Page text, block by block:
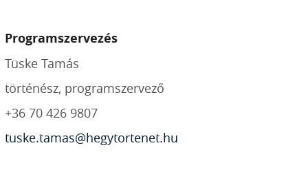
Programszervezés
Tüske Tamás
történész, programszervező
+36 70 426 9807
tuske.tamas@hegytortenet.hu